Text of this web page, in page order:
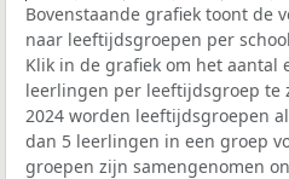
Bovenstaande grafiek toont de
naar leeftijdsgroepen per
Klik in de grafiek om het aantal
leerlingen per leeftijdsgroep te
2024 worden leeftijdsgroepen
dan 5 leerlingen in een groep
groepen zijn samengenomen